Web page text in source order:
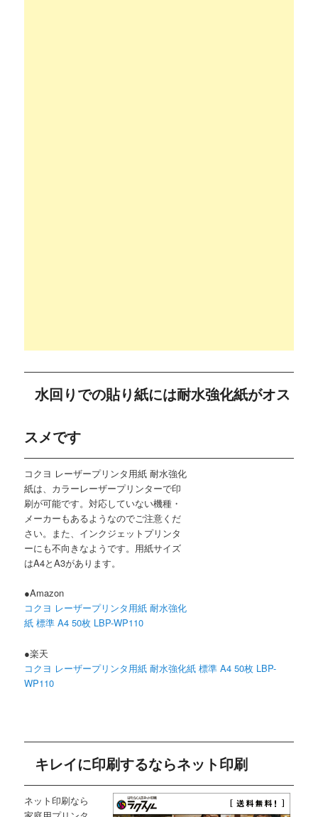
水回りでの貼り紙には耐水強化紙がオス
スメです
コクヨ レーザープリンタ用紙 耐水強化
紙は、カラーレーザープリンターで印
刷が可能です。対応していない機種・
メーカーもあるようなのでご注意くだ
さい。また、インクジェットプリンタ
ーにも不向きなようです。用紙サイズ
はA4とA3があります。
●Amazon
コクヨ レーザープリンタ用紙 耐水強化
紙 標準 A4 50枚 LBP-WP110
●楽天
コクヨ レーザープリンタ用紙 耐水強化紙 標準 A4 50枚 LBP-
WP110
キレイに印刷するならネット印刷
ネット印刷なら